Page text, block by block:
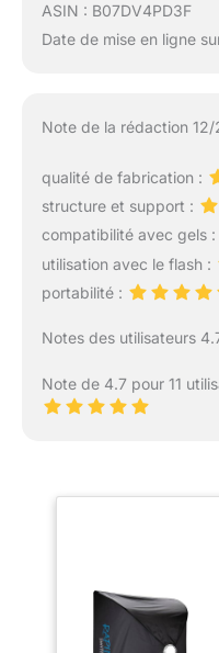
ASIN : B07DV4PD3F
Date de mise en ligne
Note de la rédaction 12/
qualité de fabrication :
structure et support :
compatibilité avec gels :
utilisation avec le flash :
portabilité :
Notes des utilisateurs
Note de 4.7 pour 11